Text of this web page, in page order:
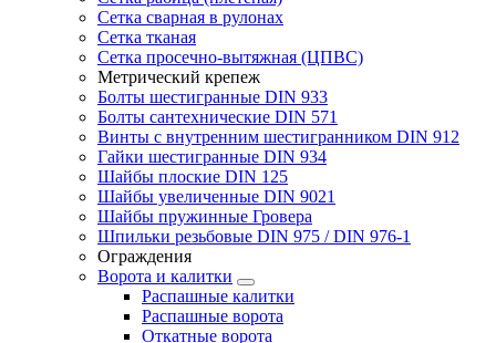
Сетка сварная в рулонах
Сетка тканая
Сетка просечно-вытяжная (ЦПВС)
Метрический крепеж
Болты шестигранные DIN 933
Болты сантехнические DIN 571
Винты с внутренним шестигранником DIN 912
Гайки шестигранные DIN 934
Шайбы плоские DIN 125
Шайбы увеличенные DIN 9021
Шайбы пружинные Гровера
Шпильки резьбовые DIN 975 / DIN 976-1
Ограждения
Ворота и калитки
Распашные калитки
Распашные ворота
Откатные ворота